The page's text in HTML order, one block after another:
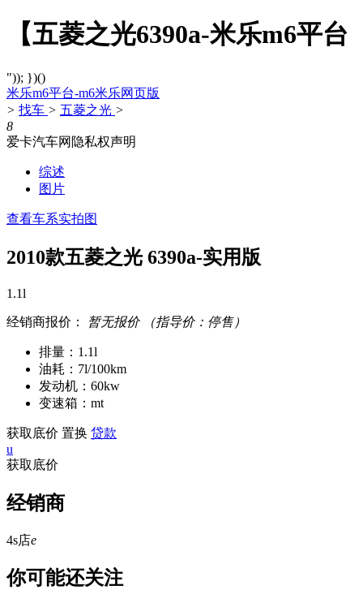
【五菱之光6390a-米乐m6平台
")); })()
米乐m6平台-m6米乐网页版
> 找车 > 五菱之光 >
8
爱卡汽车网隐私权声明
综述
图片
查看车系实拍图
2010款五菱之光 6390a-实用版
1.1l
经销商报价： 暂无报价 （指导价：停售）
排量：1.1l
油耗：7l/100km
发动机：60kw
变速箱：mt
获取底价 置换 贷款
u
获取底价
经销商
4s店e
你可能还关注